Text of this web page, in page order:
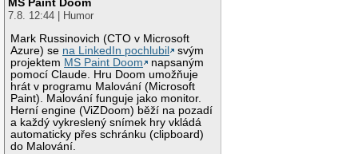
MS Paint Doom
7.8. 12:44 | Humor
Mark Russinovich (CTO v Microsoft
Azure) se na LinkedIn pochlubil
svým
projektem MS Paint Doom
napsaným
pomocí Claude. Hru Doom umožňuje
hrát v programu Malování (Microsoft
Paint). Malování funguje jako monitor.
Herní engine (ViZDoom) běží na pozadí
a každý vykreslený snímek hry vkládá
automaticky přes schránku (clipboard)
do Malování.